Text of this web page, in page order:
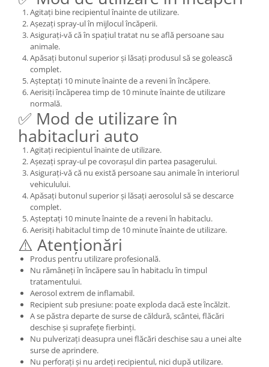
Agitați bine recipientul înainte de utilizare.
Așezați spray-ul în mijlocul încăperii.
Asigurați-vă că în spațiul tratat nu se află persoane sau
animale.
Apăsați butonul superior și lăsați produsul să se golească
complet.
Așteptați 10 minute înainte de a reveni în încăpere.
Aerisiți încăperea timp de 10 minute înainte de utilizare
normală.
✅ Mod de utilizare în
habitacluri auto
Agitați recipientul înainte de utilizare.
Așezați spray-ul pe covorașul din partea pasagerului.
Asigurați-vă că nu există persoane sau animale în interiorul
vehiculului.
Apăsați butonul superior și lăsați aerosolul să se descarce
complet.
Așteptați 10 minute înainte de a reveni în habitaclu.
Aerisiți habitaclul timp de 10 minute înainte de utilizare.
⚠️ Atenționări
Produs pentru utilizare profesională.
Nu rămâneți în încăpere sau în habitaclu în timpul
tratamentului.
Aerosol extrem de inflamabil.
Recipient sub presiune: poate exploda dacă este încălzit.
A se păstra departe de surse de căldură, scântei, flăcări
deschise și suprafețe fierbinți.
Nu pulverizați deasupra unei flăcări deschise sau a unei alte
surse de aprindere.
Nu perforați și nu ardeți recipientul, nici după utilizare.